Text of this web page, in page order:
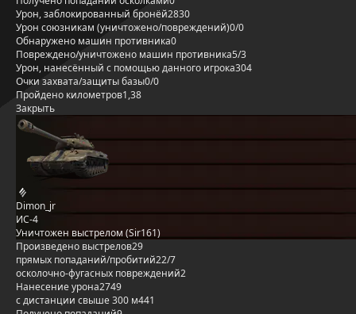
Урон, заблокированный бронёй2830
Урон союзникам (уничтожено/повреждений)0/0
Обнаружено машин противника0
Повреждено/уничтожено машин противника5/3
Урон, нанесённый с помощью данного игрока304
Очки захвата/защиты базы0/0
Пройдено километров1,38
Закрыть
Dimon_jr
ИС-4
Уничтожен выстрелом (Sir161)
Произведено выстрелов29
прямых попаданий/пробитий22/7
осколочно-фугасных повреждений2
Нанесение урона2749
с дистанции свыше 300 м441